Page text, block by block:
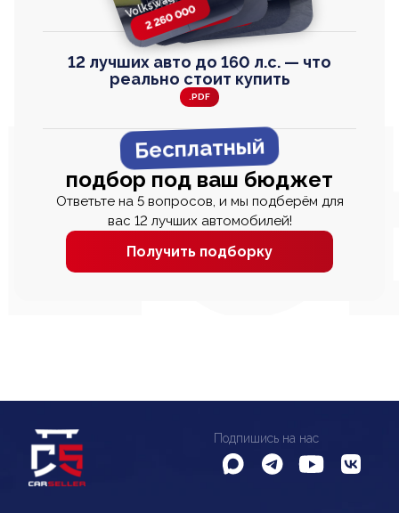
2 260 000
2 820 000
2 820 000
2 670 000
12 лучших авто до 160 л.с. — что
реально стоит купить
.PDF
Бесплатный
подбор под ваш бюджет
Ответьте на 5 вопросов, и мы подберём для
вас 12 лучших автомобилей!
Получить подборку
Подпишись на нас